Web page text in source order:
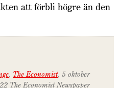
att förbli högre än den
, The Economist, 5 oktober
The Economist Newspaper